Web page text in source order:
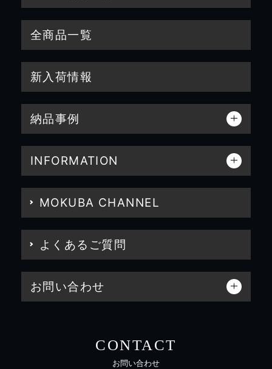
全商品一覧
新入荷情報
納品事例
INFORMATION
MOKUBA CHANNEL
よくあるご質問
お問い合わせ
CONTACT
お問い合わせ